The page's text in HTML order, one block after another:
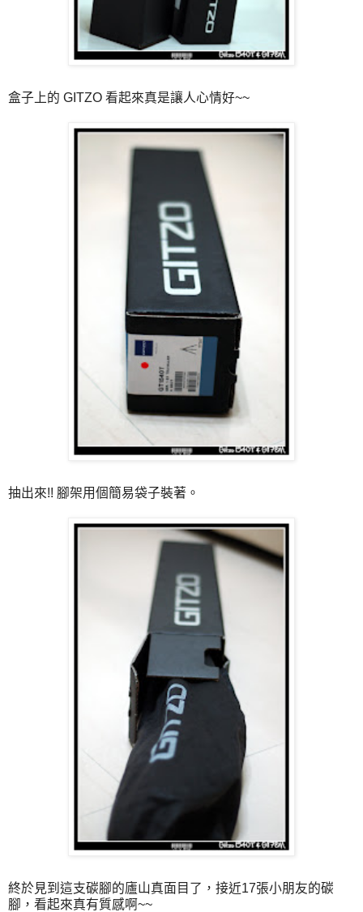
盒子上的 GITZO 看起來真是讓人心情好~~
抽出來!! 腳架用個簡易袋子裝著。
終於見到這支碳腳的廬山真面目了，接近17張小朋友的碳
腳，看起來真有質感啊~~